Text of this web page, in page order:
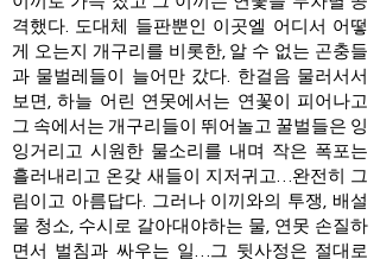
격했다. 도대체 들판뿐인 이곳엘 어디서 어떻
게 오는지 개구리를 비롯한, 알 수 없는 곤충들
과 물벌레들이 늘어만 갔다. 한걸음 물러서서
보면, 하늘 어린 연못에서는 연꽃이 피어나고
그 속에서는 개구리들이 뛰어놀고 꿀벌들은 잉
잉거리고 시원한 물소리를 내며 작은 폭포는
흘러내리고 온갖 새들이 지저귀고…완전히 그
림이고 아름답다. 그러나 이끼와의 투쟁, 배설
물 청소, 수시로 갈아대야하는 물, 연못 손질하
면서 벌침과 싸우는 일…그 뒷사정은 절대로